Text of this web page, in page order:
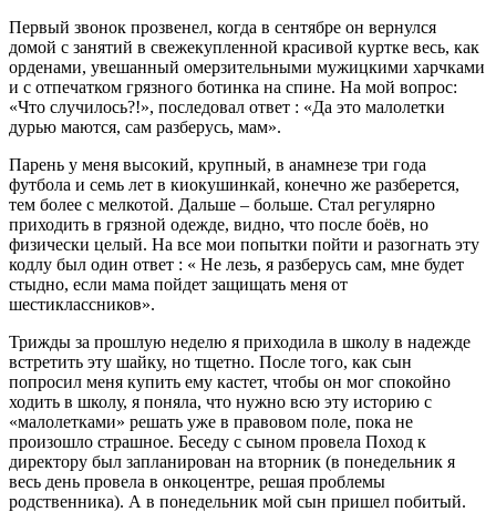
Первый звонок прозвенел, когда в сентябре он вернулся
домой с занятий в свежекупленной красивой куртке весь, как
орденами, увешанный омерзительными мужицкими харчками
и с отпечатком грязного ботинка на спине. На мой вопрос:
«Что случилось?!», последовал ответ : «Да это малолетки
дурью маются, сам разберусь, мам».
Парень у меня высокий, крупный, в анамнезе три года
футбола и семь лет в киокушинкай, конечно же разберется,
тем более с мелкотой. Дальше – больше. Стал регулярно
приходить в грязной одежде, видно, что после боёв, но
физически целый. На все мои попытки пойти и разогнать эту
кодлу был один ответ : « Не лезь, я разберусь сам, мне будет
стыдно, если мама пойдет защищать меня от
шестиклассников».
Трижды за прошлую неделю я приходила в школу в надежде
встретить эту шайку, но тщетно. После того, как сын
попросил меня купить ему кастет, чтобы он мог спокойно
ходить в школу, я поняла, что нужно всю эту историю с
«малолетками» решать уже в правовом поле, пока не
произошло страшное. Беседу с сыном провела Поход к
директору был запланирован на вторник (в понедельник я
весь день провела в онкоцентре, решая проблемы
родственника). А в понедельник мой сын пришел побитый.